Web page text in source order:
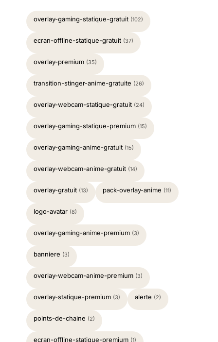
overlay-gaming-statique-gratuit (102)
ecran-offline-statique-gratuit (37)
overlay-premium (35)
transition-stinger-anime-gratuite (26)
overlay-webcam-statique-gratuit (24)
overlay-gaming-statique-premium (15)
overlay-gaming-anime-gratuit (15)
overlay-webcam-anime-gratuit (14)
overlay-gratuit (13) pack-overlay-anime (11)
logo-avatar (8)
overlay-gaming-anime-premium (3)
banniere (3)
overlay-webcam-anime-premium (3)
overlay-statique-premium (3) alerte (2)
points-de-chaine (2)
ecran-offline-statique-premium (1)